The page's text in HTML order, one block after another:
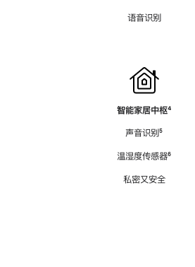
语音识别
智能家居中枢脚
⁴
声音识别脚
⁵
温湿度传感器脚
⁶
私密又安全